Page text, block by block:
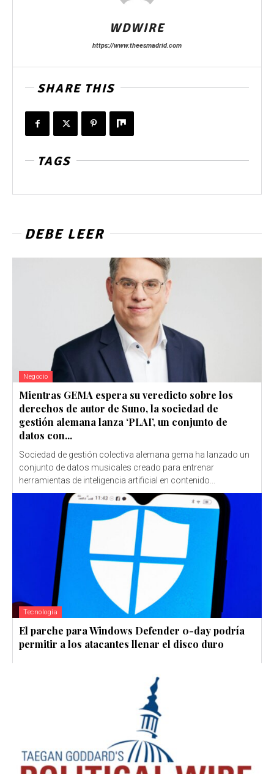
WDWIRE
https://www.theesmadrid.com
SHARE THIS
TAGS
DEBE LEER
Negocio
Mientras GEMA espera su veredicto sobre los
derechos de autor de Suno, la sociedad de
gestión alemana lanza ‘PLAI’, un conjunto de
datos con...
Sociedad de gestión colectiva alemana gema ha lanzado un
conjunto de datos musicales creado para entrenar
herramientas de inteligencia artificial en contenido...
Tecnología
El parche para Windows Defender 0-day podría
permitir a los atacantes llenar el disco duro